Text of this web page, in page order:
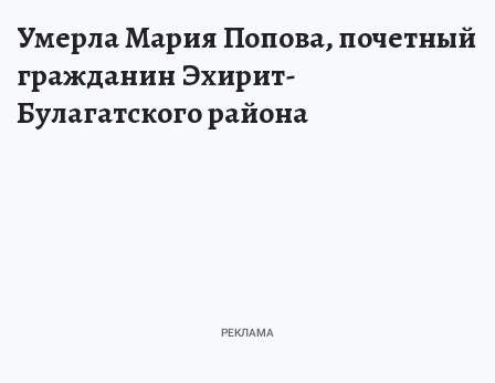
Умерла Мария Попова, почетный
гражданин Эхирит-
Булагатского района